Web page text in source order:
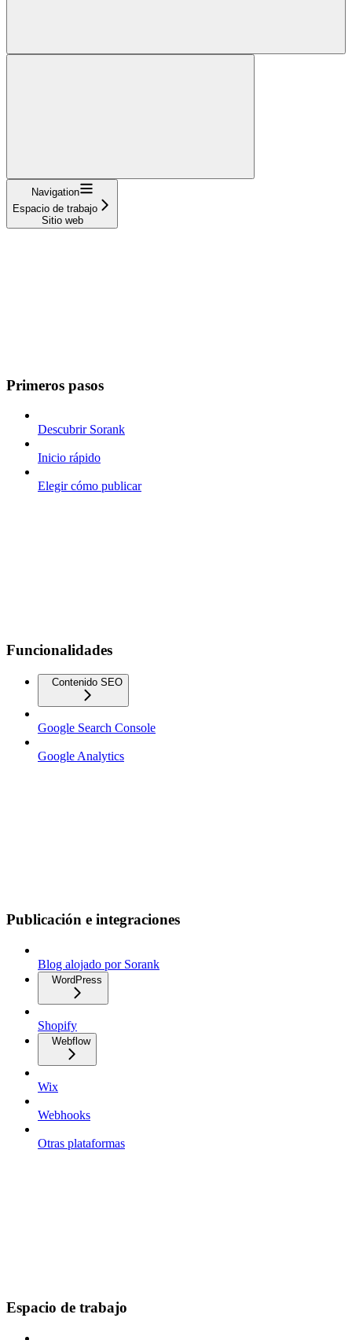
Navigation
Espacio de trabajo
Sitio web
Primeros pasos
Descubrir Sorank
Inicio rápido
Elegir cómo publicar
Funcionalidades
Contenido SEO
Google Search Console
Google Analytics
Publicación e integraciones
Blog alojado por Sorank
WordPress
Shopify
Webflow
Wix
Webhooks
Otras plataformas
Espacio de trabajo